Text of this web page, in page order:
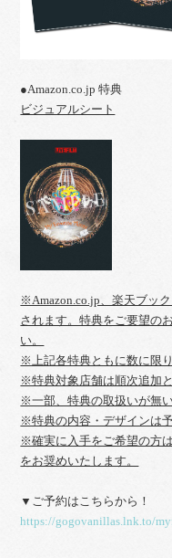
●Amazon.co.jp 特典
ビジュアルシート
※Amazon.co.jp、楽天ブッ
されます。特典をご要望の
い。
※上記各特典ともに数に限
※特典対象店舗は順次追加
※一部、特典の取扱いが無
※特典の内容・デザインは
※確実に入手をご希望の方
をお奨めいたします。
▼ご予約はこちらから！
https://gogovanillas.lnk.to/